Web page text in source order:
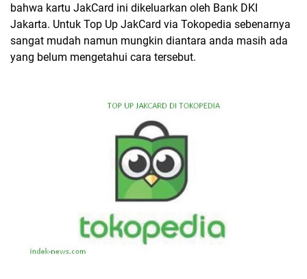
bahwa kartu JakCard ini dikeluarkan oleh Bank DKI
Jakarta. Untuk Top Up JakCard via Tokopedia sebenarnya
sangat mudah namun mungkin diantara anda masih ada
yang belum mengetahui cara tersebut.